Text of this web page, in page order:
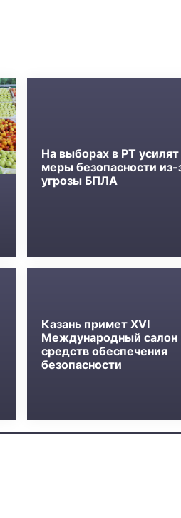
На выборах в РТ усилят
меры безопасности из-
угрозы БПЛА
Казань примет XVI
Международный салон
средств обеспечения
безопасности